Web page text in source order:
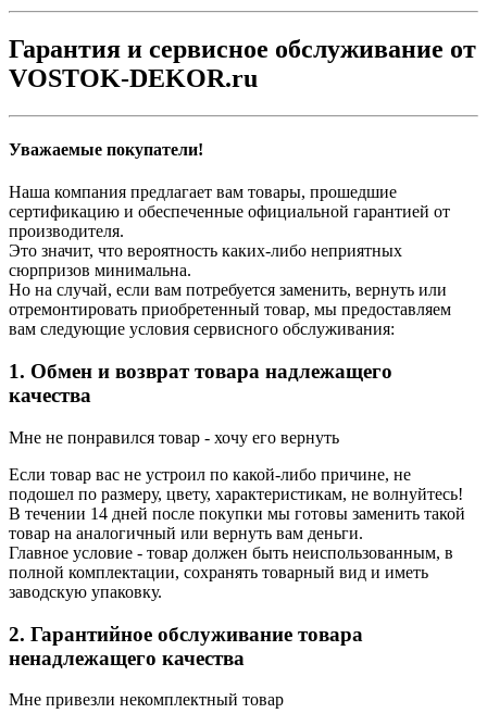
Гарантия и сервисное обслуживание от
VOSTOK-DEKOR.ru
Уважаемые покупатели!
Наша компания предлагает вам товары, прошедшие
сертификацию и обеспеченные официальной гарантией от
производителя.
Это значит, что вероятность каких-либо неприятных
сюрпризов минимальна.
Но на случай, если вам потребуется заменить, вернуть или
отремонтировать приобретенный товар, мы предоставляем
вам следующие условия сервисного обслуживания:
1. Обмен и возврат товара надлежащего
качества
Мне не понравился товар - хочу его вернуть
Если товар вас не устроил по какой-либо причине, не
подошел по размеру, цвету, характеристикам, не волнуйтесь!
В течении 14 дней после покупки мы готовы заменить такой
товар на аналогичный или вернуть вам деньги.
Главное условие - товар должен быть неиспользованным, в
полной комплектации, сохранять товарный вид и иметь
заводскую упаковку.
2. Гарантийное обслуживание товара
ненадлежащего качества
Мне привезли некомплектный товар